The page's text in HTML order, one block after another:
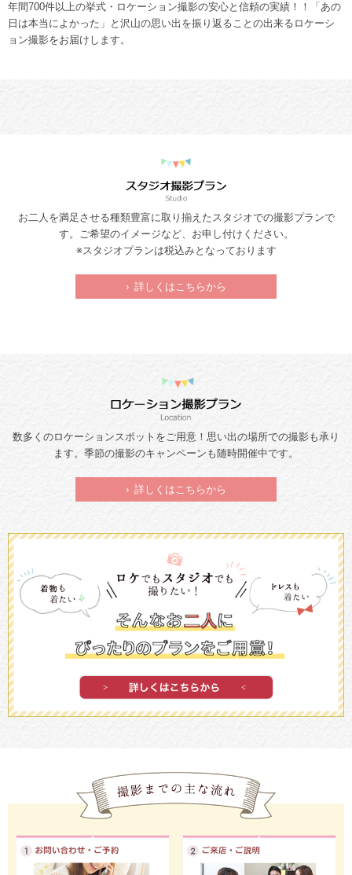
年間700件以上の挙式・ロケーション撮影の安心と信頼の実績！！「あの
日は本当によかった」と沢山の思い出を振り返ることの出来るロケーシ
ョン撮影をお届けします。
お二人を満足させる種類豊富に取り揃えたスタジオでの撮影プランで
す。ご希望のイメージなど、お申し付けください。
※スタジオプランは税込みとなっております
› 詳しくはこちらから
数多くのロケーションスポットをご用意！思い出の場所での撮影も承り
ます。季節の撮影のキャンペーンも随時開催中です。
› 詳しくはこちらから